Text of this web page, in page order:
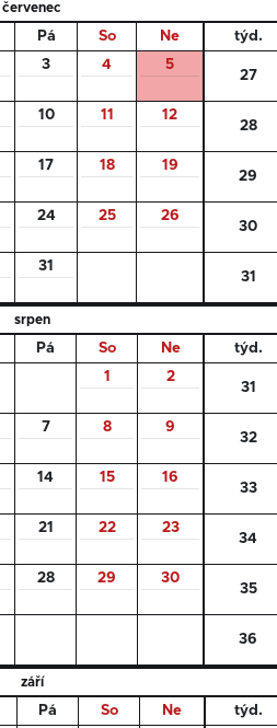
červenec
Pá So Ne
týd.
3 4 5
27
10 11 12
28
17 18 19
29
24 25 26
30
31
31
srpen
Pá So Ne
týd.
1
2
31
7 8 9
32
14 15 16
33
21 22 23
34
28 29 30
35
36
září
Pá So Ne
týd.